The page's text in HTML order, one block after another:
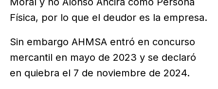
Física, por lo que el deudor es la empresa.
Sin embargo AHMSA entró en concurso
mercantil en mayo de 2023 y se declaró
en quiebra el 7 de noviembre de 2024.